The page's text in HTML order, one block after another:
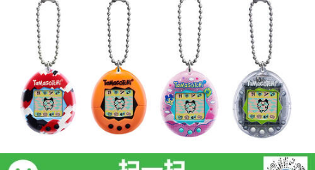
娃娃，芭比，收藏公仔
电子玩具
游戏及拼图系列
益智学习玩具